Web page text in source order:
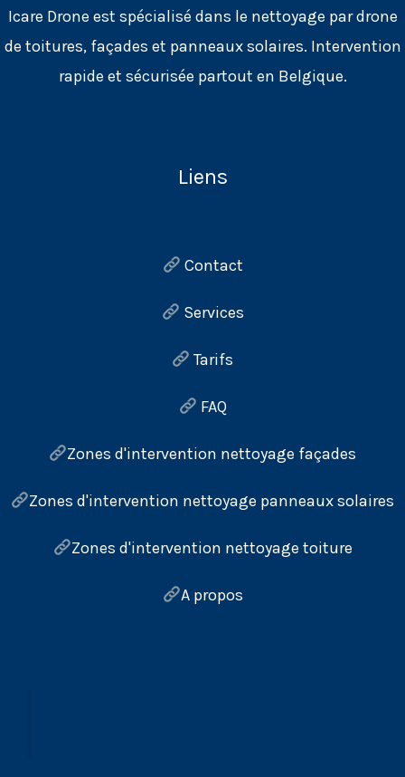
Ottignies-
Louvain-
Icare Drone est spécialisé dans le nettoyage par drone
de toitures, façades et panneaux solaires. Intervention
rapide et sécurisée partout en Belgique.
Liens
Contact
Services
Tarifs
FAQ
Zones d'intervention nettoyage façades
Zones d'intervention nettoyage panneaux solaires
Zones d'intervention nettoyage toiture
A propos